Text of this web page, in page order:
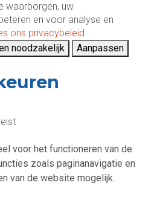
waarborgen, uw
en voor analyse en
ons privacybeleid
noodzakelijk Aanpassen
voor het functioneren van de
zoals paginanavigatie en
van de website mogelijk.